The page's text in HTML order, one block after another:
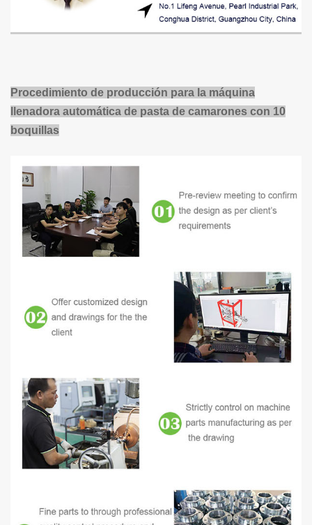
Procedimiento de producción para la máquina
llenadora automática de pasta de camarones con 10
boquillas